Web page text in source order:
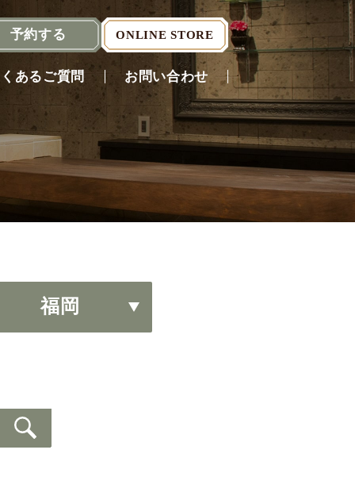
予約する
Reserve
（English）
ONLINE STORE
あるご質問 お問い合わせ
福岡